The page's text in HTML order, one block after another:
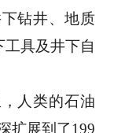
钻井、地质
具及井下自
人类的石油
扩展到了199